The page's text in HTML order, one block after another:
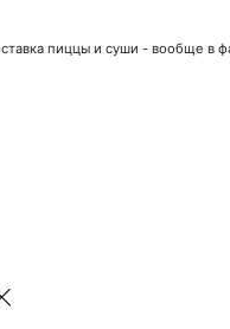
пиццы и суши - вообще в